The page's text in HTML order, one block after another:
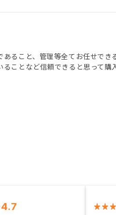
あること、管理等全てお任せで
ることなど信頼できると思って購
4.7